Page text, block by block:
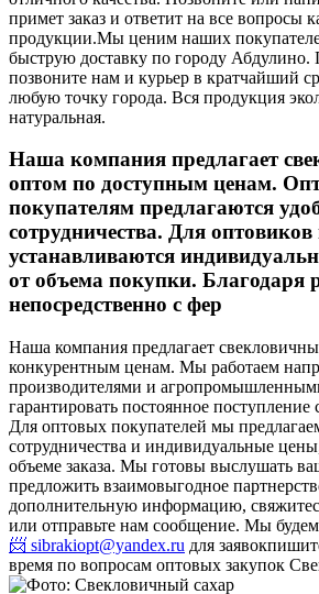
примет заказ и ответит на все вопросы
продукции.Мы ценим наших
быструю доставку по городу
позвоните нам и курьер в кратчайший
любую точку города. Вся продукция
натуральная.
Наша компания предлагает
оптом по доступным ценам.
покупателям предлагаются
сотрудничества. Для
устанавливаются
от объема покупки. Благодаря
непосредственно с фер
Наша компания предлагает
конкурентным ценам. Мы работаем
производителями и
гарантировать постоянное
Для оптовых покупателей мы
сотрудничества и индивидуальные
объеме заказа. Мы готовы выслушать
предложить взаимовыгодное
дополнительную информацию,
или отправьте нам сообщение. Мы
📨 sibrakiopt@yandex.ru для заявок
время по вопросам оптовых закупок